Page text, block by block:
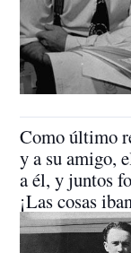
Como último
y a su amigo,
a él, y juntos
¡Las cosas